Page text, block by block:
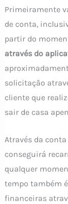
Primeiramente
de conta,
partir do
através do
solicitação
cliente que
sair de casa
Através da
conseguirá
qualquer
tempo também
financeiras